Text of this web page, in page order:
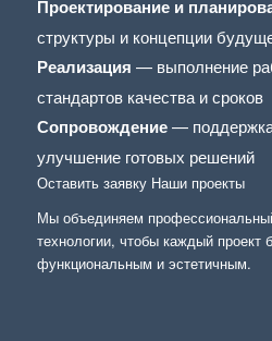
Проектирование и
структуры и концепции
Реализация — выполнение
стандартов качества и сроков
Сопровождение—
улучшение готовых решений
Оставить заявку Наши проекты
Мы объединяем
технологии, чтобы каждый
функциональным и эстетичным.